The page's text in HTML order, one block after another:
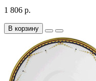
1 806 р.
В корзину